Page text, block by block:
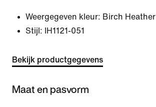
Weergegeven kleur: Birch Heather
Stijl:
IH1121-051
Bekijk productgegevens
Maat en pasvorm